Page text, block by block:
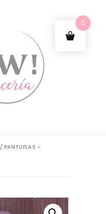
/ PANTUFLAS –
0